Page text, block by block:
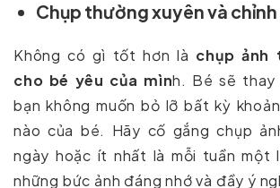
Chụp thường xuyên và chỉnh
Không có gì tốt hơn là chụp ảnh
cho bé yêu của mình. Bé sẽ
bạn không muốn bỏ lỡ bất kỳ
nào của bé. Hãy cố gắng chụp
ngày hoặc ít nhất là mỗi tuần một
những bức ảnh đáng nhớ và đầy ý